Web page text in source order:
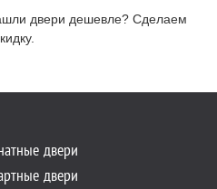
двери дешевле? Сделаем
двери
двери